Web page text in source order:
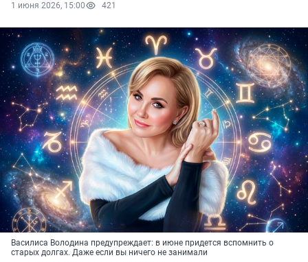
1 июня 2026, 15:00 421
Василиса Володина предупреждает: в июне придется вспомнить о
старых долгах. Даже если вы ничего не занимали